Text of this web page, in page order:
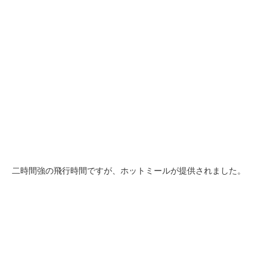
二時間強の飛行時間ですが、ホットミールが提供されました。